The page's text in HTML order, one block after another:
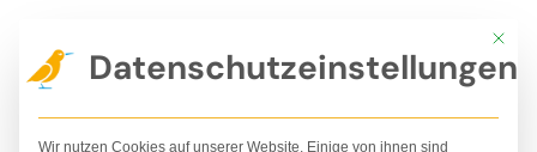
Inhalt
springen
Mit
Datenschutzeinstellungen
Wir nutzen Cookies auf unserer Website. Einige von ihnen sind